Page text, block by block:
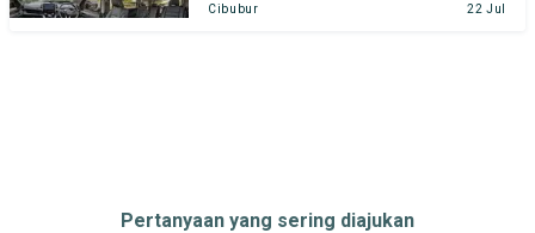
Cibubur 22 Jul
Pertanyaan yang sering diajukan